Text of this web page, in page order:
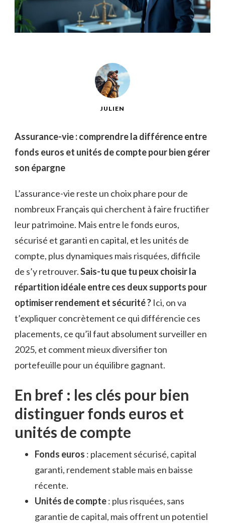
JULIEN
Assurance-vie : comprendre la différence entre
fonds euros et unités de compte pour bien gérer
son épargne
L’assurance-vie reste un choix phare pour de
nombreux Français qui cherchent à faire fructifier
leur patrimoine. Mais entre le fonds euros,
sécurisé et garanti en capital, et les unités de
compte, plus dynamiques mais risquées, difficile
de s’y retrouver.Sais-tu que tu peux choisir la
répartition idéale entre ces deux supports pour
optimiser rendement et sécurité ? Ici, on va
t’expliquer concrètement ce qui différencie ces
placements, ce qu’il faut absolument surveiller en
2025, et comment mieux diversifier ton
portefeuille pour un équilibre gagnant.
En bref : les clés pour bien
distinguer fonds euros et
unités de compte
Fonds euros : placement sécurisé, capital
garanti, rendement stable mais en baisse
récente.
Unités de compte: plus risquées, sans
garantie de capital, mais offrent un potentiel